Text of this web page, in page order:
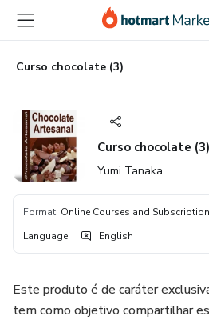
main
content
Curso chocolate (3)
Curso chocolate (3)
Yumi Tanaka
Format: Online Courses and
Language: English
Este produto é de caráter
tem como objetivo compartilhar